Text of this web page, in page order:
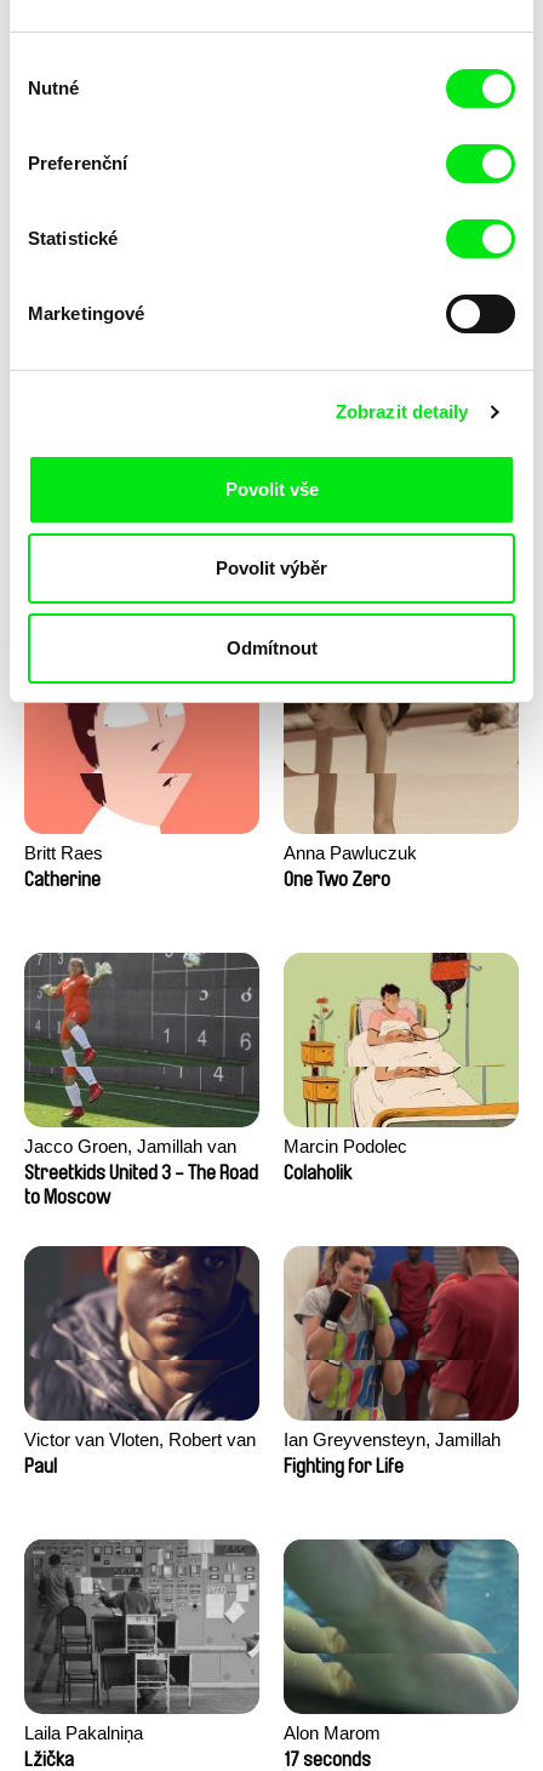
souhlasu
Nutné
Preferenční
Statistické
Marketingové
Zobrazit detaily
Povolit vše
Povolit výběr
Odmítnout
María Clara Costa
From Rio
Britt Raes
Catherine
Anna Pawluczuk
One Two Zero
Jacco Groen, Jamillah van
der Hulst
Streetkids United 3 - The Road
to Moscow
Marcin Podolec
Colaholik
Victor van Vloten, Robert van
Wingerden
Paul
Ian Greyvensteyn, Jamillah
van der Hulst
Fighting for Life
Laila Pakalniņa
Lžička
Alon Marom
17 seconds